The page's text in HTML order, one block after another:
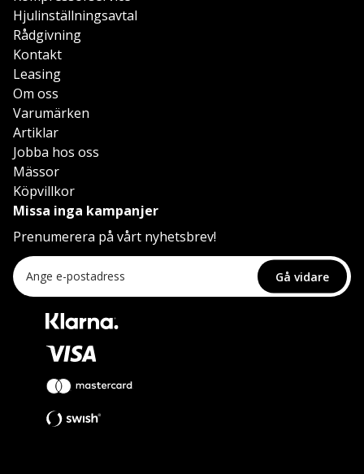
Hjulinställningsavtal
Rådgivning
Kontakt
Leasing
Om oss
Varumärken
Artiklar
Jobba hos oss
Mässor
Köpvillkor
Missa inga kampanjer
Prenumerera på vårt nyhetsbrev!
Gå vidare